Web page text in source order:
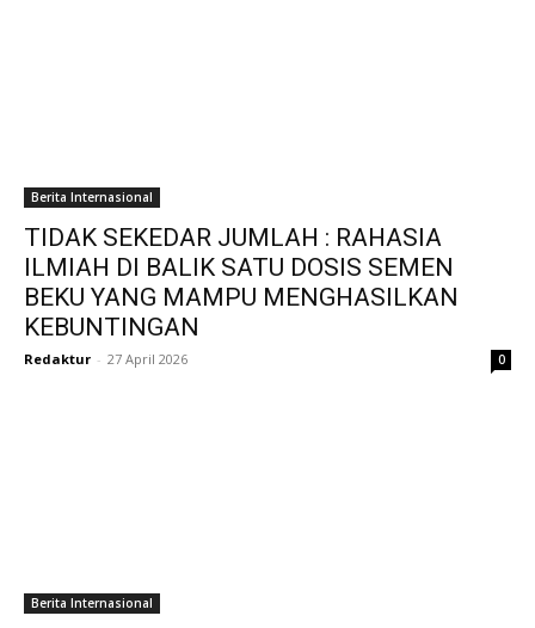
Berita Internasional
TIDAK SEKEDAR JUMLAH : RAHASIA
ILMIAH DI BALIK SATU DOSIS SEMEN
BEKU YANG MAMPU MENGHASILKAN
KEBUNTINGAN
Redaktur - 27 April 2026 0
Berita Internasional